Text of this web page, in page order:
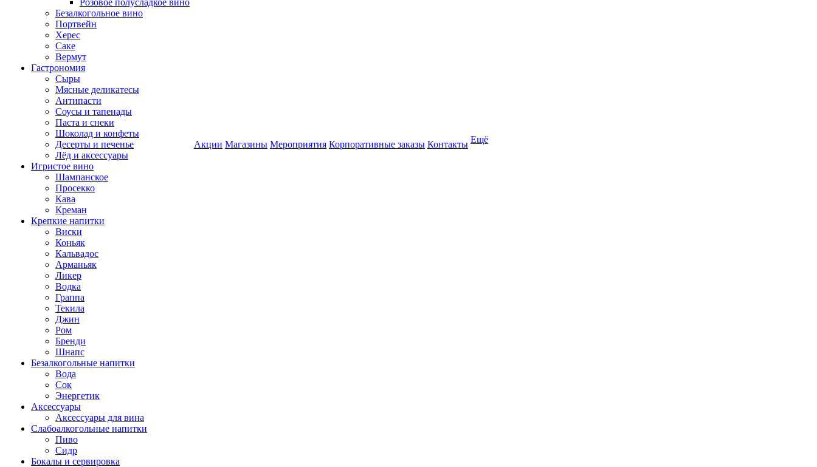
Розовое полусладкое вино
Безалкогольное вино
Портвейн
Херес
Саке
Вермут
Гастрономия
Сыры
Мясные деликатесы
Антипасти
Соусы и тапенады
Паста и снеки
Шоколад и конфеты
Десерты и печенье
Лёд и аксессуары
Игристое вино
Шампанское
Просекко
Кава
Креман
Крепкие напитки
Виски
Коньяк
Кальвадос
Арманьяк
Ликер
Водка
Граппа
Текила
Джин
Ром
Бренди
Шнапс
Безалкогольные напитки
Вода
Сок
Энергетик
Аксессуары
Аксессуары для вина
Слабоалкогольные напитки
Пиво
Сидр
Бокалы и сервировка
Акции Магазины Мероприятия Корпоративные заказы Контакты Ещё